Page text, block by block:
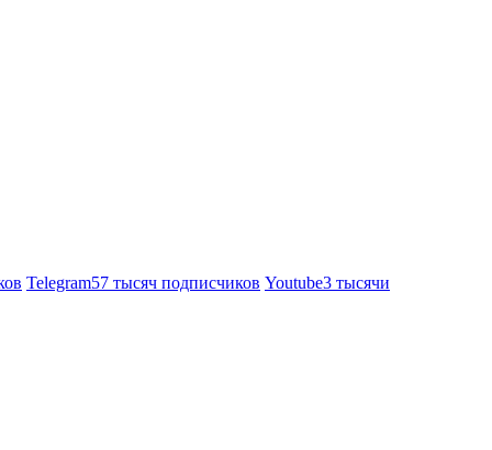
Telegram57 тысяч подписчиков Youtube3 тысячи